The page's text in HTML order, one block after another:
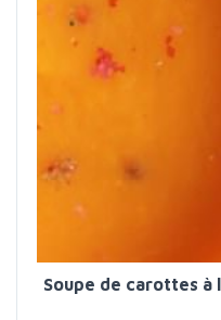
Soupe de carottes à